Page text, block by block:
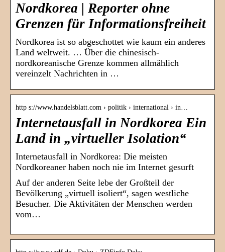
Nordkorea | Reporter ohne
Grenzen für Informationsfreiheit
Nordkorea ist so abgeschottet wie kaum ein anderes
Land weltweit. … Über die chinesisch-
nordkoreanische Grenze kommen allmählich
vereinzelt Nachrichten in …
http s://www.handelsblatt.com › politik › international › in…
Internetausfall in Nordkorea Ein
Land in „virtueller Isolation“
Internetausfall in Nordkorea: Die meisten
Nordkoreaner haben noch nie im Internet gesurft
Auf der anderen Seite lebe der Großteil der
Bevölkerung „virtuell isoliert“, sagen westliche
Besucher. Die Aktivitäten der Menschen werden
vom…